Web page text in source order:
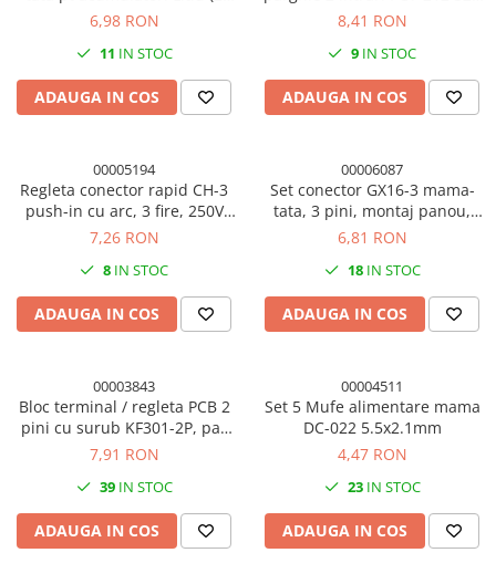
seturi)
6,98 RON
11 IN STOC
ADAUGA IN COS
(set 5 conectori)
8,41 RON
9 IN STOC
ADAUGA IN COS
00005194
Regleta conector rapid CH-3
push-in cu arc, 3 fire, 250V
10A (set 10 buc​​​​​​.)
7,26 RON
8 IN STOC
ADAUGA IN COS
00006087
Set conector GX16-3 mama-
tata, 3 pini, montaj panou,
16mm
6,81 RON
18IN STOC
ADAUGA IN COS
00003843
Bloc terminal / regleta PCB 2
pini cu surub KF301-2P, pas
5mm (set 10 buc)
7,91 RON
39IN STOC
ADAUGA IN COS
00004511
Set 5 Mufe alimentare mama
DC-022 5.5x2.1mm
4,47 RON
23IN STOC
ADAUGA IN COS